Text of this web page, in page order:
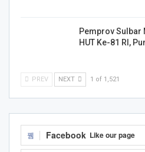
Pemprov Sulbar
HUT Ke-81 RI,
PREV NEXT 1 of 1,521
Facebook Like our page